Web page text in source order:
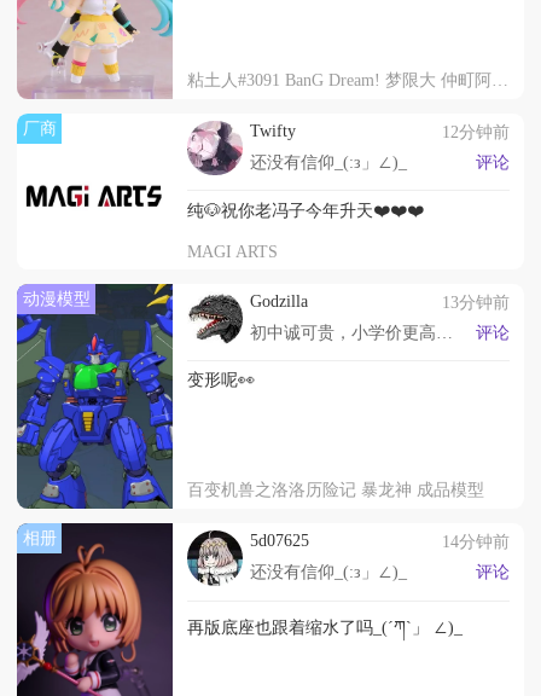
粘土人#3091 BanG Dream! 梦限大 仲町阿拉蕾
厂商 Twifty
12分钟前
还没有信仰_(:з」∠)_
评论
纯🐶祝你老冯子今年升天❤️❤️❤️
MAGI ARTS
动漫模型 Godzilla
13分钟前
评论
变形呢👀
百变机兽之洛洛历险记 暴龙神 成品模型
相册 5d07625
14分钟前
还没有信仰_(:з」∠)_
评论
再版底座也跟着缩水了吗_(´ཀ`」 ∠)_